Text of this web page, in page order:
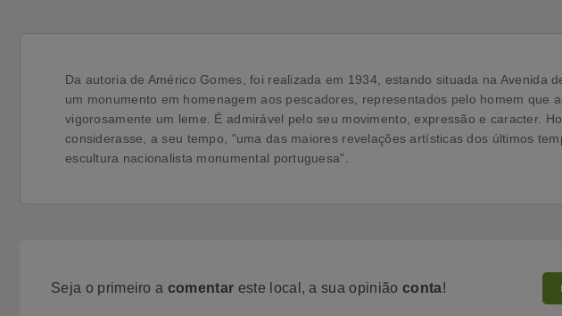
Da autoria de Américo Gomes, foi realizada em 1934, estando situada na Avenida
um monumento em homenagem aos pescadores, representados pelo homem que
vigorosamente um leme. É admirável pelo seu movimento, expressão e caracter.
considerasse, a seu tempo, "uma das maiores revelações artísticas dos últimos
escultura nacionalista monumental portuguesa".
Seja o primeiro a comentar este local, a sua opinião conta!